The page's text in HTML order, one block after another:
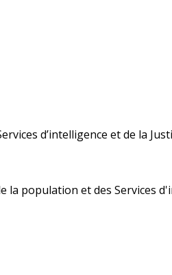
d’intelligence et de la
la population et des Services